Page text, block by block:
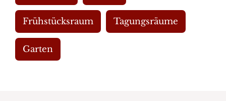
Frühstücksraum Tagungsräume
Garten